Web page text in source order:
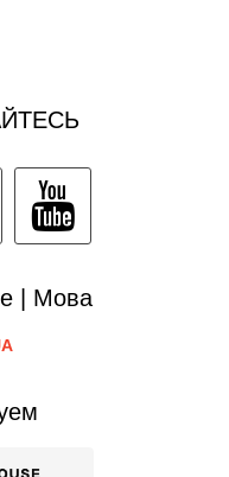
| Мова